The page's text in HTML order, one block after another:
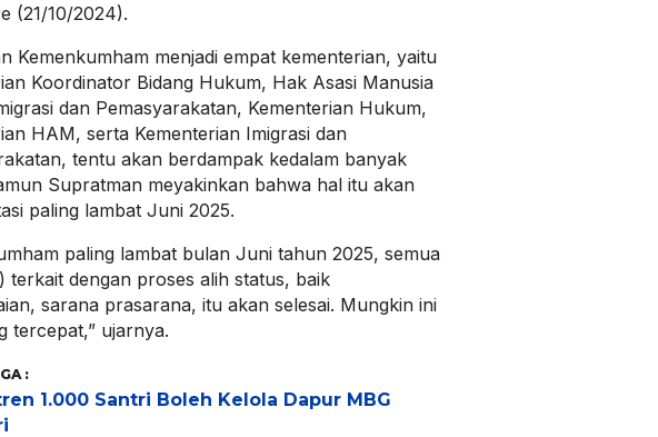
(21/10/2024).
Kemenkumham menjadi empat kementerian, yaitu
Koordinator Bidang Hukum, Hak Asasi Manusia
dan Pemasyarakatan, Kementerian Hukum,
HAM, serta Kementerian Imigrasi dan
tentu akan berdampak kedalam banyak
Supratman meyakinkan bahwa hal itu akan
paling lambat Juni 2025.
paling lambat bulan Juni tahun 2025, semua
terkait dengan proses alih status, baik
sarana prasarana, itu akan selesai. Mungkin ini
tercepat,” ujarnya.
:
1.000 Santri Boleh Kelola Dapur MBG